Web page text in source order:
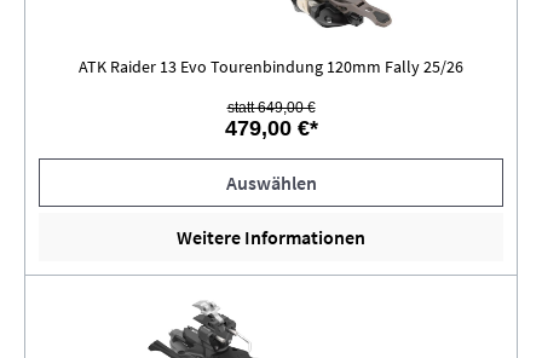
ATK Raider 13 Evo Tourenbindung 120mm Fally 25/26
statt 649,00 €
479,00 €*
Auswählen
Weitere Informationen